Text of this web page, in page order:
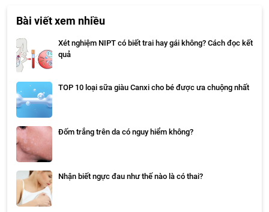
Bài viết xem nhiều
Xét nghiệm NIPT có biết trai hay gái không? Cách đọc kết
quả
TOP 10 loại sữa giàu Canxi cho bé được ưa chuộng nhất
Đốm trắng trên da có nguy hiểm không?
Nhận biết ngực đau như thế nào là có thai?